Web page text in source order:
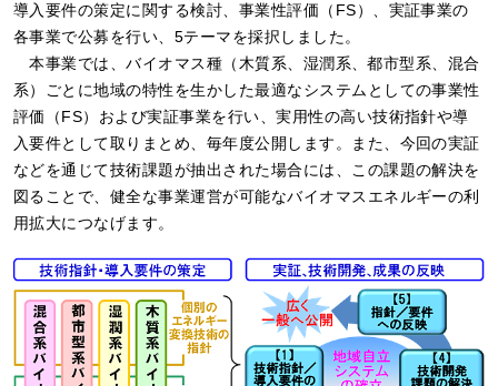
導入要件の策定に関する検討、事業性評価（FS）、実証事業の
各事業で公募を行い、5テーマを採択しました。
本事業では、バイオマス種（木質系、湿潤系、都市型系、混合
系）ごとに地域の特性を生かした最適なシステムとしての事業性
評価（FS）および実証事業を行い、実用性の高い技術指針や導
入要件として取りまとめ、毎年度公開します。また、今回の実証
などを通じて技術課題が抽出された場合には、この課題の解決を
図ることで、健全な事業運営が可能なバイオマスエネルギーの利
用拡大につなげます。